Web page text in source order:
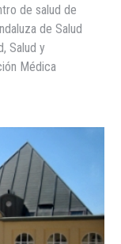
de salud de
de Salud
Salud y
Médica